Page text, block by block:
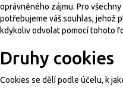
oprávněného zájmu. Pro
potřebujeme váš souhlas, jehož
kdykoliv odvolat pomocí tohoto
Druhy cookies
Cookies se dělí podle účelu, k